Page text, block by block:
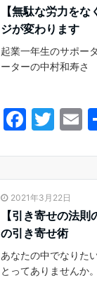
【無駄な労力を
ジが変わります
起業一年生のサポー
ーターの中村和寿さ
F
c
e
b
o
o
k
T
itt
er
E
l
2021年3月22日
【引き寄せの法
の引き寄せ術
あなたの中でなりた
とってありませんか。